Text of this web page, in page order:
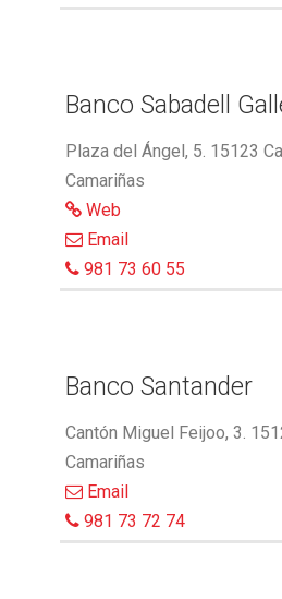
Banco Sabadell
Plaza del Ángel, 5. 15123
Camariñas
Web
Email
981 73 60 55
Banco Santander
Cantón Miguel Feijoo, 3.
Camariñas
Email
981 73 72 74